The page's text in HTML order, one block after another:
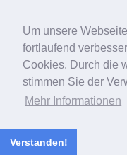
Um unsere
fortlaufend
Cookies. Durch die
stimmen Sie der
Mehr Informationen
Verstanden!